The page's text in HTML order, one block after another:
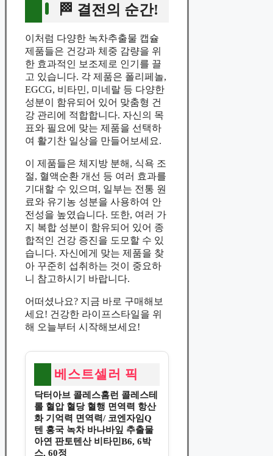
🏁 결전의 순간!
이처럼 다양한 녹차추출물 캡슐
제품들은 건강과 체중 감량을 위
한 효과적인 보조제로 인기를 끌
고 있습니다. 각 제품은 폴리페놀,
EGCG, 비타민, 미네랄 등 다양한
성분이 함유되어 있어 맞춤형 건
강 관리에 적합합니다. 자신의 목
표와 필요에 맞는 제품을 선택하
여 활기찬 일상을 만들어보세요.
이 제품들은 체지방 분해, 식욕 조
절, 혈액순환 개선 등 여러 효과를
기대할 수 있으며, 일부는 전통 원
료와 유기농 성분을 사용하여 안
전성을 높였습니다. 또한, 여러 가
지 복합 성분이 함유되어 있어 종
합적인 건강 증진을 도모할 수 있
습니다. 자신에게 맞는 제품을 찾
아 꾸준히 섭취하는 것이 중요하
니 참고하시기 바랍니다.
어떠셨나요? 지금 바로 구매해보
세요! 건강한 라이프스타일을 위
해 오늘부터 시작해보세요!
베스트셀러 픽
닥터아브 콜레스홈런 콜레스테
롤 혈압 혈당 혈행 면역력 항산
화 기억력 면역력/ 코엔자임Q
텐 홍국 녹차 바나바잎 추출물
아연 판토텐산 비타민B6, 6박
스, 60정